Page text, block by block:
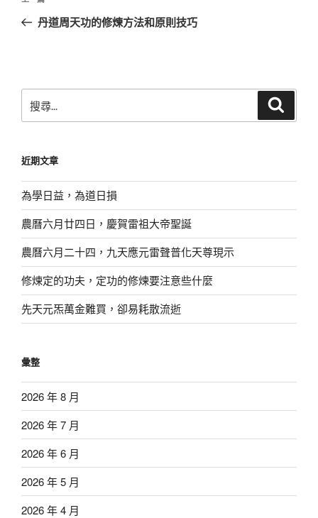
導
一 丹道周天功的修煉方法和原則技巧
尋
字:
近期文章
為學日益，為道日損
農曆六月廿四日，慶賀雷祖大帝聖誕
農曆六月二十四，九天應元雷聲普化天尊現示
修煉定的功夫，定功的修煉要注意些什麼
先天元炁萬金難買，卻易耗散流逝
彙整
2026 年 8 月
2026 年 7 月
2026 年 6 月
2026 年 5 月
2026 年 4 月